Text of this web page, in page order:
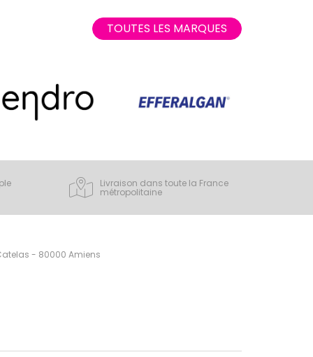
TOUTES LES MARQUES
Livraison dans toute la France
métropolitaine
- 80000 Amiens